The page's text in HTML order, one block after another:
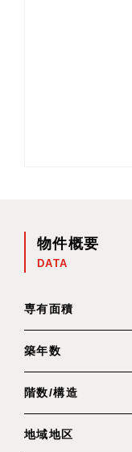
物件概要
DATA
専有面積
築年数
階数/構造
地域地区